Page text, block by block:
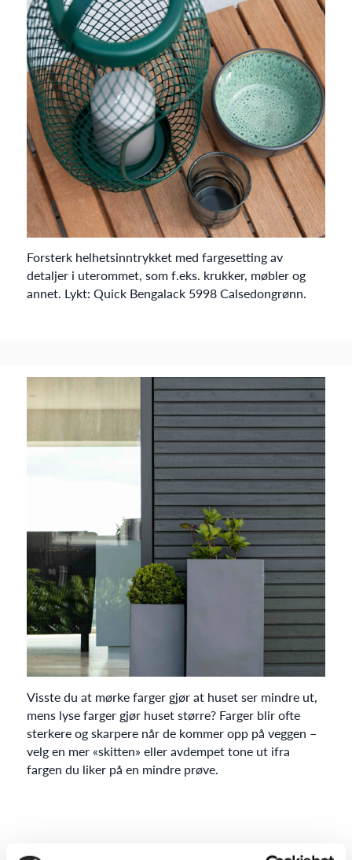
Forsterk helhetsinntrykket med fargesetting av
detaljer i uterommet, som f.eks. krukker, møbler og
annet. Lykt: Quick Bengalack 5998 Calsedongrønn.
Visste du at mørke farger gjør at huset ser mindre ut,
mens lyse farger gjør huset større? Farger blir ofte
sterkere og skarpere når de kommer opp på veggen –
velg en mer «skitten» eller avdempet tone ut ifra
fargen du liker på en mindre prøve.